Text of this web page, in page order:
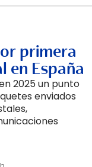
primera
en España
2025 un punto
enviados